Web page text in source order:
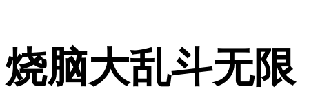
烧脑大乱斗无限